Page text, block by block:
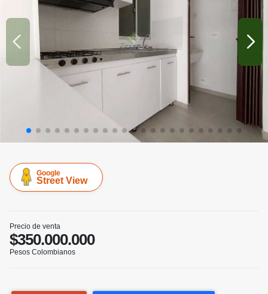
Google
Street View
Precio de venta
$350.000.000
Pesos Colombianos